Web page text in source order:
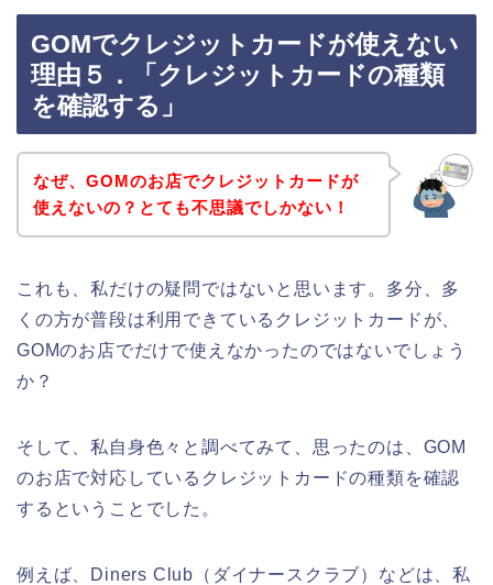
GOMでクレジットカードが使えない
理由５．「クレジットカードの種類
を確認する」
なぜ、GOMのお店でクレジットカードが
使えないの？とても不思議でしかない！
これも、私だけの疑問ではないと思います。多分、多
くの方が普段は利用できているクレジットカードが、
GOMのお店でだけで使えなかったのではないでしょう
か？
そして、私自身色々と調べてみて、思ったのは、GOM
のお店で対応しているクレジットカードの種類を確認
するということでした。
例えば、Diners Club（ダイナースクラブ）などは、私